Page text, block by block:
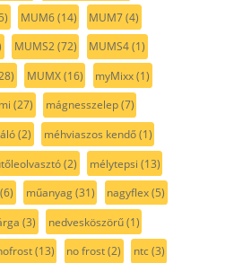
MUM6(14) MUM7(4)
MUMS2(72) MUMS4(1)
MUMX(16) myMixx(1)
(27) mágnesszelep(7)
(2) méhviaszos kendő(1)
(2) mélytepsi (13)
(6) műanyag(31) nagyflex(5)
(3) nedvesköszörű(1)
(13) no frost(2) ntc(3)